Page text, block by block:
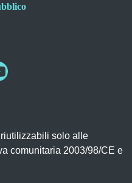
riutilizzabili solo alle
comunitaria 2003/98/CE e